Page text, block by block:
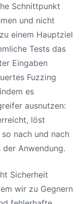
Schnittpunkt
und nicht
einem Hauptziel
Tests das
Eingaben
Fuzzing
es
ausnutzen:
löst
nach und nach
Anwendung.
Sicherheit
wir zu Gegnern